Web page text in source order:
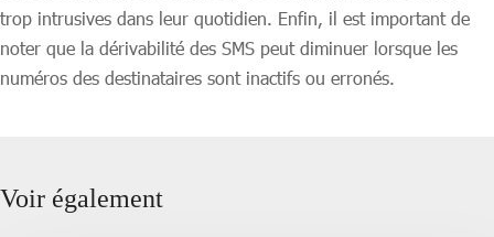
trop intrusives dans leur quotidien. Enfin, il est important de
noter que la dérivabilité des SMS peut diminuer lorsque les
numéros des destinataires sont inactifs ou erronés.
Voir également